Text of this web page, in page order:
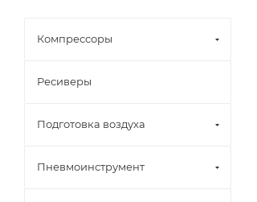
Компрессоры
Ресиверы
Подготовка воздуха
Пневмоинструмент